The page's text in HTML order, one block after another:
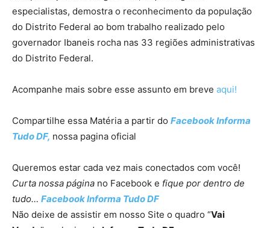
especialistas, demostra o reconhecimento da população
do Distrito Federal ao bom trabalho realizado pelo
governador Ibaneis rocha nas 33 regiões administrativas
do Distrito Federal.
Acompanhe mais sobre esse assunto em breve aqui!
Compartilhe essa Matéria a partir do Facebook Informa
Tudo DF, nossa pagina oficial
Queremos estar cada vez mais conectados com você!
Curta nossa página no Facebook e fique por dentro de
tudo… Facebook Informa Tudo DF
Não deixe de assistir em nosso Site o quadro “Vai